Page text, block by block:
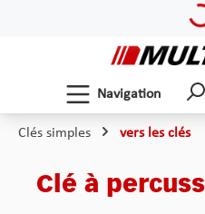
Navigation
Clés simples vers les clés
Clé à